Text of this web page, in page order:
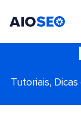
Tutoriais,